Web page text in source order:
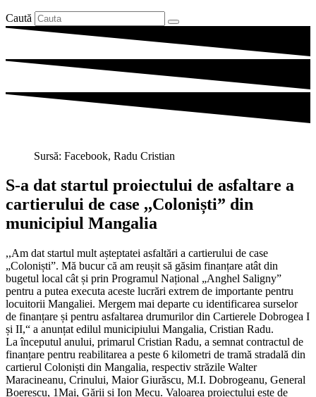
Caută
Sursă: Facebook, Radu Cristian
S-a dat startul proiectului de asfaltare a
cartierului de case ,,Coloniști” din
municipiul Mangalia
,,Am dat startul mult așteptatei asfaltări a cartierului de case
„Coloniști”. Mă bucur că am reușit să găsim finanțare atât din
bugetul local cât și prin Programul Național „Anghel Saligny”
pentru a putea executa aceste lucrări extrem de importante pentru
locuitorii Mangaliei. Mergem mai departe cu identificarea surselor
de finanțare și pentru asfaltarea drumurilor din Cartierele Dobrogea I
și II,“ a anunțat edilul municipiului Mangalia, Cristian Radu.
La începutul anului, primarul Cristian Radu, a semnat contractul de
finanțare pentru reabilitarea a peste 6 kilometri de tramă stradală din
cartierul Coloniști din Mangalia, respectiv străzile Walter
Maracineanu, Crinului, Maior Giurăscu, M.I. Dobrogeanu, General
Boerescu, 1Mai, Gării și Ion Mecu. Valoarea proiectului este de